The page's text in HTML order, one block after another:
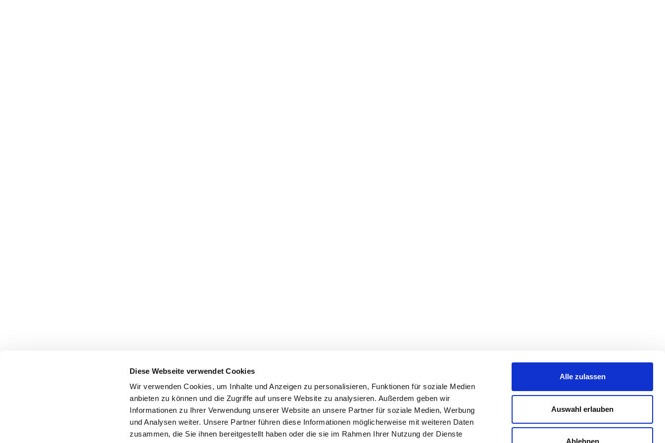
Diese Webseite verwendet Cookies
Wir verwenden Cookies, um Inhalte und Anzeigen zu personalisieren, Funktionen für soziale Medien
anbieten zu können und die Zugriffe auf unsere Website zu analysieren. Außerdem geben wir
Informationen zu Ihrer Verwendung unserer Website an unsere Partner für soziale Medien, Werbung
und Analysen weiter. Unsere Partner führen diese Informationen möglicherweise mit weiteren Daten
zusammen, die Sie ihnen bereitgestellt haben oder die sie im Rahmen Ihrer Nutzung der Dienste
Alle zulassen
Auswahl erlauben
Ablehnen